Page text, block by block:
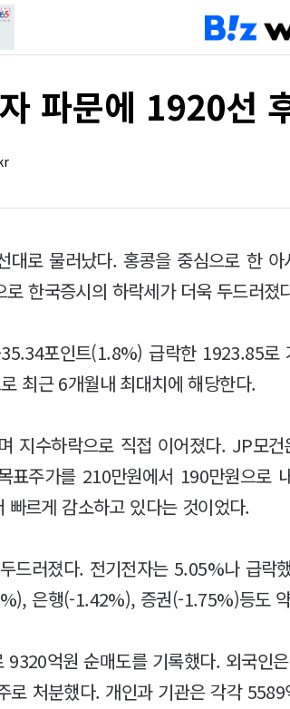
파문에 1920선
대로 물러났다. 홍콩을 중심으로 한
한국증시의 하락세가 더욱 두드러졌
포인트(1.8%) 급락한 1923.85로
최근 6개월내 최대치에 해당한다.
지수하락으로 직접 이어졌다. JP모
표주가를 210만원에서 190만원으로
르게 감소하고 있다는 것이었다.
드러졌다. 전기전자는 5.05%나 급락
은행(-1.42%), 증권(-1.75%)등도
9320억원 순매도를 기록했다. 외국인
로 처분했다. 개인과 기관은 각각